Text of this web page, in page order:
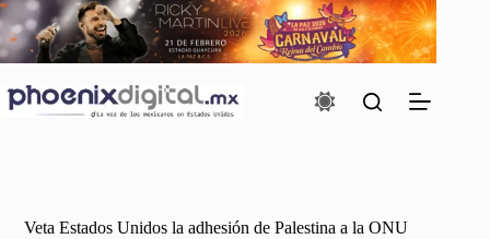
Saltar
al
contenido
Veta Estados Unidos la adhesión de Palestina a la ONU